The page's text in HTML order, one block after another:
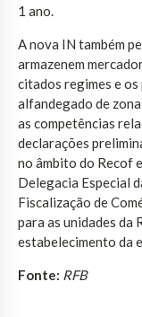
1 ano.
A nova IN também
armazenem
citados regimes e
alfandegado de
as competências
declarações
no âmbito do Recof
Delegacia Especial
Fiscalização de
para as unidades da
estabelecimento da
Fonte: RFB